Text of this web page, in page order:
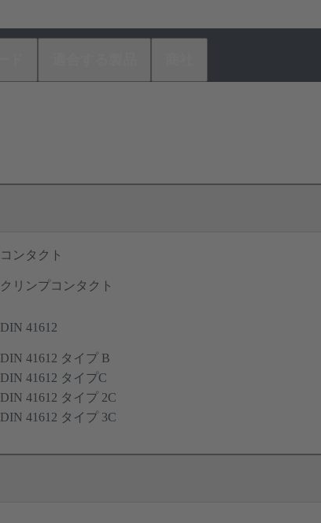
コンタクト
クリンプコンタクト
DIN 41612
DIN 41612 タイプ B
DIN 41612 タイプC
DIN 41612 タイプ 2C
DIN 41612 タイプ 3C